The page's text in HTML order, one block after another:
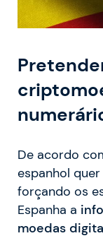
De acordo
espanhol
forçando os
Espanha a
moedas